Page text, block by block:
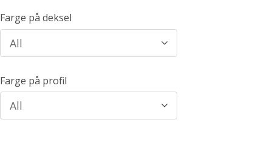
Farge på deksel
All
Farge på profil
All